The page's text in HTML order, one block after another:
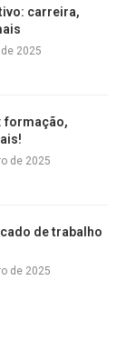
carreira,
2025
formação,
de 2025
de trabalho
de 2025